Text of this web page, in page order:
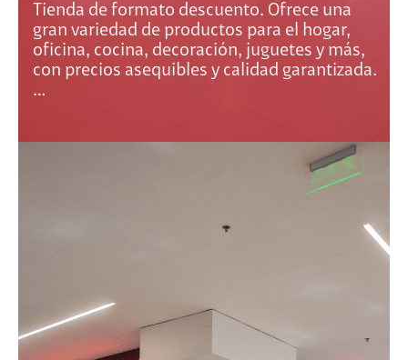
Tienda de formato descuento. Ofrece una
gran variedad de productos para el hogar,
oficina, cocina, decoración, juguetes y más,
con precios asequibles y calidad garantizada.
…